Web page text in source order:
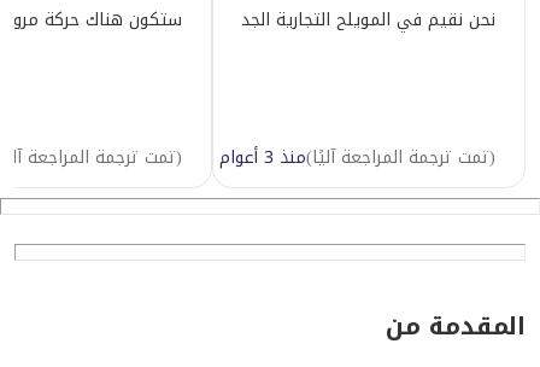
نحن نقيم في المويلح التجارية الجديدة منذ أكثر من عام الآن. نحن نحب هذا المجتمع!
(تمت ترجمة المراجعة آليًا)منذ 3 أعوام
ستكون هناك حركة
(تمت ترجمة المراجعة آليًا
المقدمة من